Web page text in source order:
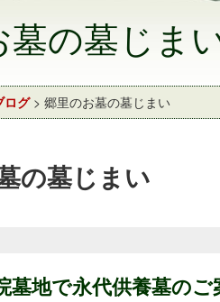
の墓じま
ログ> 郷里のお墓の墓じまい
の墓じまい
墓地で永代供養墓のご